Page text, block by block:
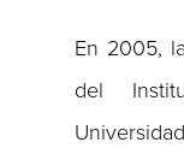
En 2005,
del